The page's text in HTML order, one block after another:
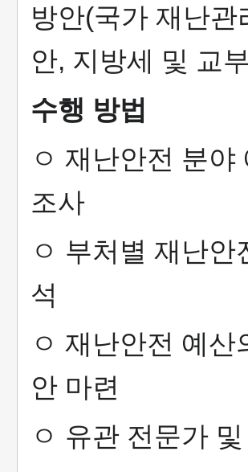
방안(국가 재난
안, 지방세 및 교
수행 방법
ㅇ 재난안전 분
조사
ㅇ 부처별 재난
석
ㅇ 재난안전 예
안 마련
ㅇ 유관 전문가